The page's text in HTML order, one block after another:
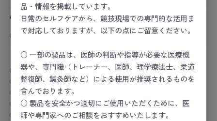
品・情報を掲載しています。
日常のセルフケアから、競技現場での専門的な活用ま
で対応しておりますが、以下の点にご留意ください。
○ 一部の製品は、医師の判断や指導が必要な医療機
器や、専門職（トレーナー、医師、理学療法士、柔道
整復師、鍼灸師など）による使用が推奨されるものを
含んでおります。
○ 製品を安全かつ適切にご使用いただくために、医
師や専門家へのご相談をおすすめいたします。
性別
男性
女性 その他 回答しない
おすすめレベル 必須
★★★★★
★★★★
★★★
★★
★